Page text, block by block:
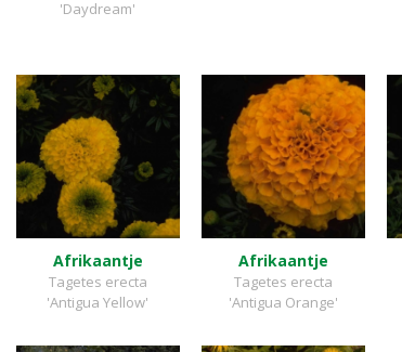
'Daydream'
Afrikaantje
Tagetes erecta
'Antigua Yellow'
Afrikaantje
Tagetes erecta
'Antigua Orange'